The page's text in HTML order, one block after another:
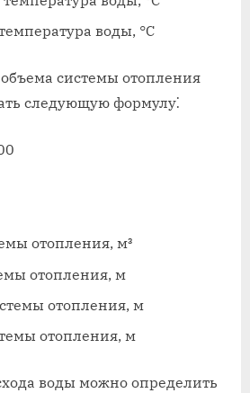
воды, °C
системы отопления
следующую формулу⁚
отопления, м³
отопления, м
отопления, м
отопления, м
воды можно определить